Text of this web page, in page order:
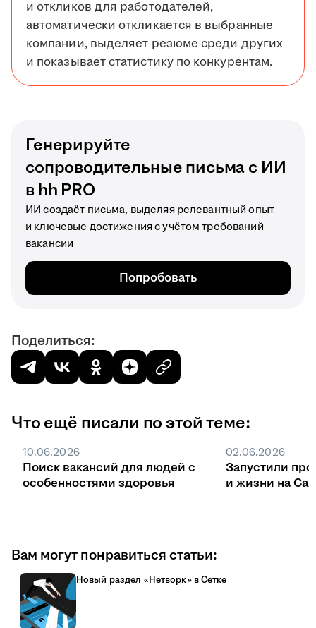
и откликов для работодателей,
автоматически откликается в выбранные
компании, выделяет резюме среди других
и показывает статистику по конкурентам.
Генерируйте
сопроводительные письма с ИИ
в hh PRO
ИИ создаёт письма, выделяя релевантный опыт
и ключевые достижения с учётом требований
вакансии
Попробовать
Поделиться:
Что ещё писали по этой теме:
10.06.2026
Поиск вакансий для людей с
особенностями здоровья
02.06.2026
Запустили
и жизни на
Вам могут понравиться статьи:
Новый раздел «Нетворк» в Сетке